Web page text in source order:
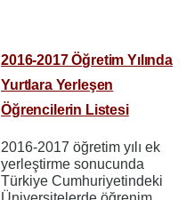
2016-2017 Öğretim Yılında
Yurtlara Yerleşen
Öğrencilerin Listesi
2016-2017 öğretim yılı ek
yerleştirme sonucunda
Türkiye Cumhuriyetindeki